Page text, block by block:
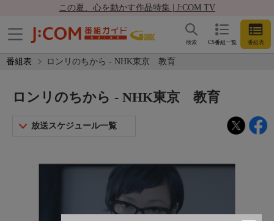
この夏、心を動かす作品特集 | J:COM TV
CS番組一覧 番組表
検索
番組表 ロンリのちから - NHK東京 教育
ロンリのちから - NHK東京 教育
放送スケジュール一覧